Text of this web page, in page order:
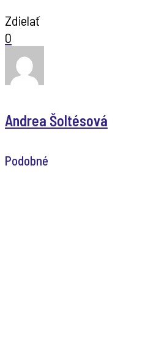
Zdielať
0
Andrea Šoltésová
Podobné